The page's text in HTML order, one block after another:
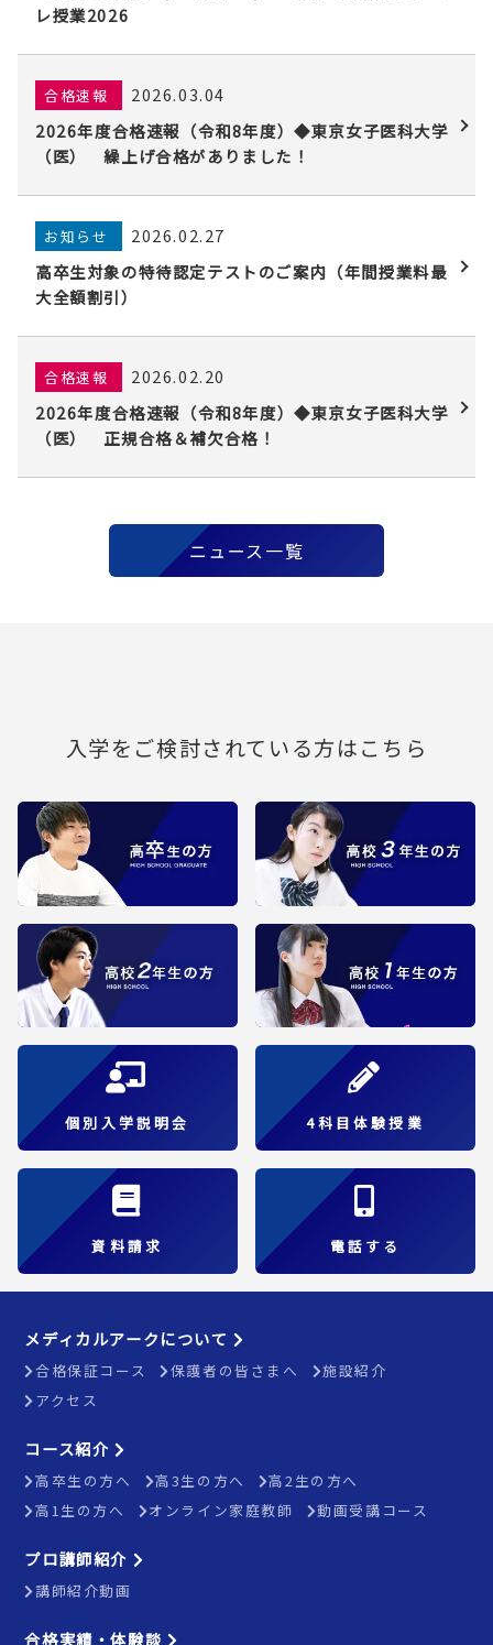
レ授業2026
合格速報
2026.03.04
2026年度合格速報（令和8年度）◆東京女子医科大学
（医） 繰上げ合格がありました！
お知らせ
2026.02.27
高卒生対象の特待認定テストのご案内（年間授業料最
大全額割引）
合格速報
2026.02.20
2026年度合格速報（令和8年度）◆東京女子医科大学
（医） 正規合格＆補欠合格！
ニュース一覧
入学をご検討されている方はこちら
個別入学説明会 4科目体験授業
資料請求 電話する
メディカルアークについて
合格保証コース 保護者の皆さまへ
施設紹介
アクセス
コース紹介
高卒生の方へ 高3生の方へ
高2生の方へ
高1生の方へ
オンライン家庭教師 動画受講コース
プロ講師紹介
講師紹介動画
合格実績・体験談